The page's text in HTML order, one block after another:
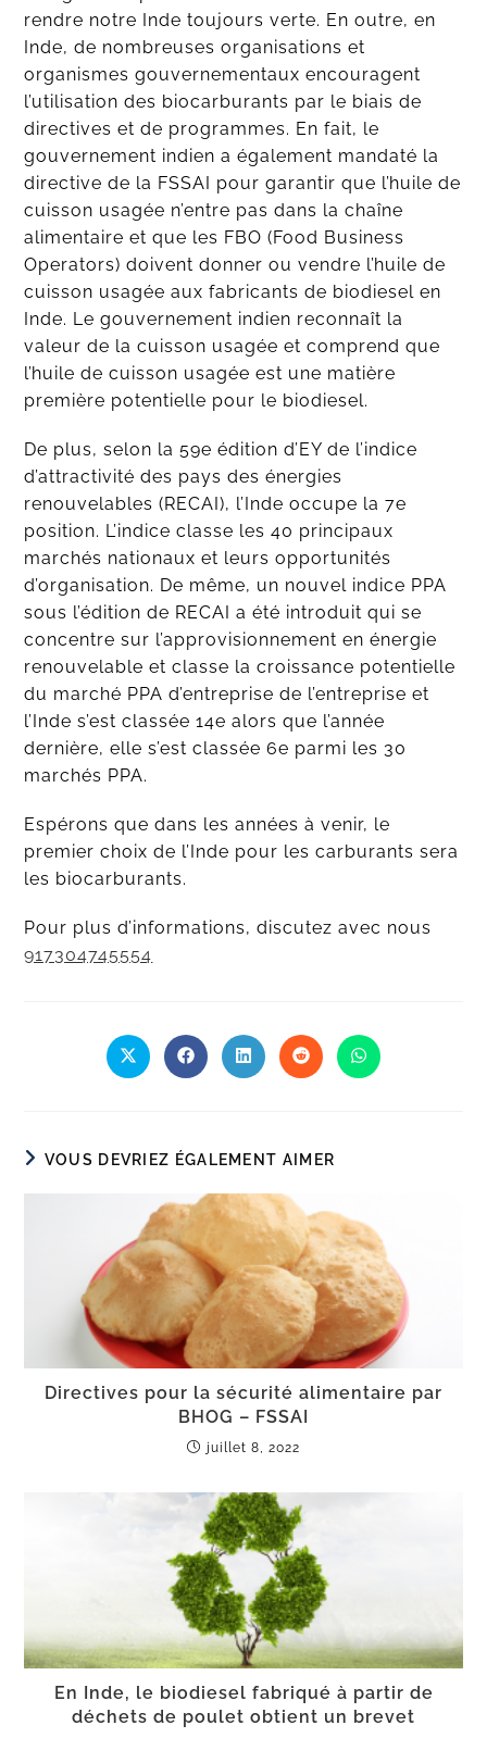
rendre notre Inde toujours verte. En outre, en
Inde, de nombreuses organisations et
organismes gouvernementaux encouragent
l’utilisation des biocarburants par le biais de
directives et de programmes. En fait, le
gouvernement indien a également mandaté la
directive de la FSSAI pour garantir que l’huile de
cuisson usagée n’entre pas dans la chaîne
alimentaire et que les FBO (Food Business
Operators) doivent donner ou vendre l’huile de
cuisson usagée aux fabricants de biodiesel en
Inde. Le gouvernement indien reconnaît la
valeur de la cuisson usagée et comprend que
l’huile de cuisson usagée est une matière
première potentielle pour le biodiesel.
De plus, selon la 59e édition d’EY de l’indice
d’attractivité des pays des énergies
renouvelables (RECAI), l’Inde occupe la 7e
position. L’indice classe les 40 principaux
marchés nationaux et leurs opportunités
d’organisation. De même, un nouvel indice PPA
sous l’édition de RECAI a été introduit qui se
concentre sur l’approvisionnement en énergie
renouvelable et classe la croissance potentielle
du marché PPA d’entreprise de l’entreprise et
l’Inde s’est classée 14e alors que l’année
dernière, elle s’est classée 6e parmi les 30
marchés PPA.
Espérons que dans les années à venir, le
premier choix de l’Inde pour les carburants sera
les biocarburants.
Pour plus d’informations, discutez avec nous
917304745554
VOUS DEVRIEZ ÉGALEMENT AIMER
Directives pour la sécurité alimentaire par
BHOG – FSSAI
juillet 8, 2022
En Inde, le biodiesel fabriqué à partir de
déchets de poulet obtient un brevet